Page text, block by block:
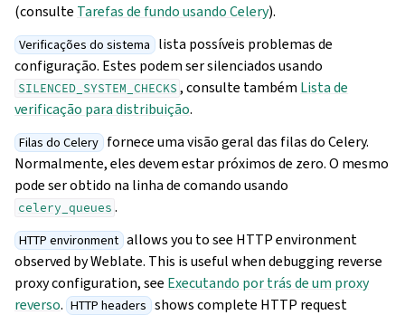
(consulte Tarefas de fundo usando Celery).
Verificações do sistema lista possíveis problemas de
configuração. Estes podem ser silenciados usando
SILENCED_SYSTEM_CHECKS , consulte também Lista de
verificação para distribuição.
Filas do Celery fornece uma visão geral das filas do Celery.
Normalmente, eles devem estar próximos de zero. O mesmo
pode ser obtido na linha de comando usando
celery_queues .
HTTP environment allows you to see HTTP environment
observed by Weblate. This is useful when debugging reverse
proxy configuration, see Executando por trás de um proxy
reverso. HTTP headers shows complete HTTP request